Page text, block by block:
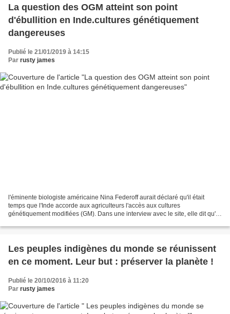
La question des OGM atteint son point
d'ébullition en Inde.cultures génétiquement
dangereuses
Publié le 21/01/2019 à 14:15
Par rusty james
l'éminente biologiste américaine Nina Federoff aurait déclaré qu'il était
temps que l'Inde accorde aux agriculteurs l'accès aux cultures
génétiquement modifiées (GM). Dans une interview avec le site, elle dit qu'il
Les peuples indigènes du monde se réunissent
en ce moment. Leur but : préserver la planète !
Publié le 20/10/2016 à 11:20
Par rusty james